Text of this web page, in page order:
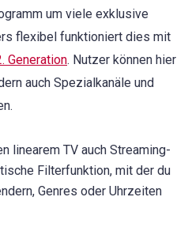
um viele exklusive
flexibel funktioniert dies mit
Generation. Nutzer können hier
auch Spezialkanäle und
linearem TV auch Streaming-
Filterfunktion, mit der du
Genres oder Uhrzeiten